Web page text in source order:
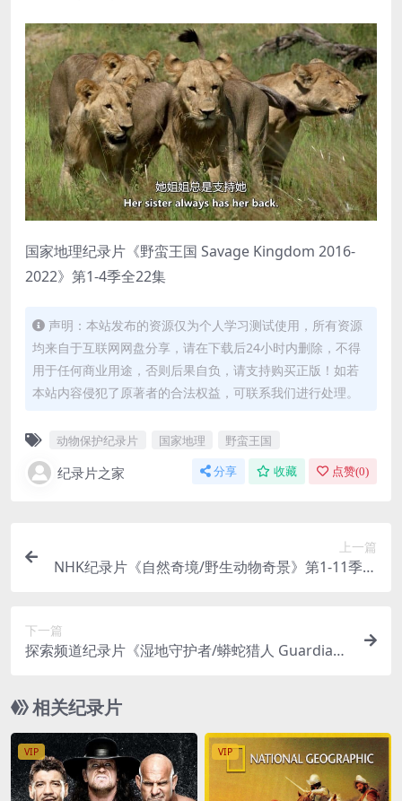
国家地理纪录片《野蛮王国 Savage Kingdom 2016-
2022》第1-4季全22集
声明：本站发布的资源仅为个人学习测试使用，所有资源
均来自于互联网网盘分享，请在下载后24小时内删除，不得
用于任何商业用途，否则后果自负，请支持购买正版！如若
本站内容侵犯了原著者的合法权益，可联系我们进行处理。
动物保护纪录片 国家地理 野蛮王国
纪录片之家 分享 收藏 点赞(0)
上一篇
NHK纪录片《自然奇境/野生动物奇景》第1-11季全
下一篇
探索频道纪录片《湿地守护者/蟒蛇猎人 Guardians
官方纯净版 1080P/MKV/76.1G
相关纪录片
VIP VIP